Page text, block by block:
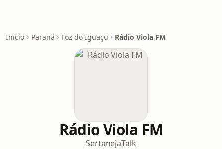
Início Paraná Foz do Iguaçu Rádio Viola FM
Rádio Viola FM
SertanejaTalk